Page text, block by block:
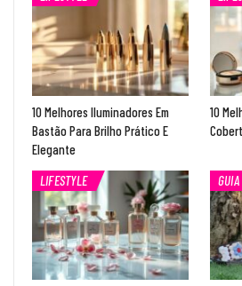
10 Melhores Iluminadores Em
Bastão Para Brilho Prático E
Elegante
10
LIFESTYLE